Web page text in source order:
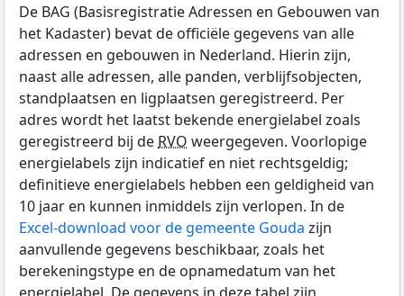
De BAG (Basisregistratie Adressen en Gebouwen van
het Kadaster) bevat de officiële gegevens van alle
adressen en gebouwen in Nederland. Hierin zijn,
naast alle adressen, alle panden, verblijfsobjecten,
standplaatsen en ligplaatsen geregistreerd. Per
adres wordt het laatst bekende energielabel zoals
geregistreerd bij de RVO weergegeven. Voorlopige
energielabels zijn indicatief en niet rechtsgeldig;
definitieve energielabels hebben een geldigheid van
10 jaar en kunnen inmiddels zijn verlopen. In de
Excel-download voor de gemeente Gouda zijn
aanvullende gegevens beschikbaar, zoals het
berekeningstype en de opnamedatum van het